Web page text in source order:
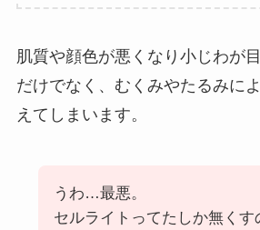
肌質や顔色が悪くなり小じわが
だけでなく、むくみやたるみに
えてしまいます。
うわ…最悪。
セルライトってたしか無くす